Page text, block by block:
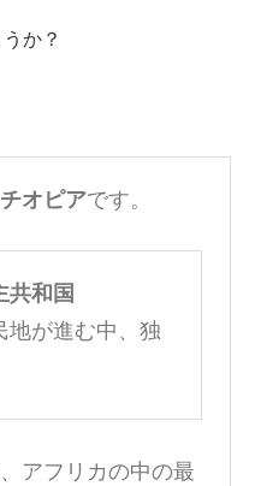
か？
オピアです。
共和国
地が進む中、独
アフリカの中の最